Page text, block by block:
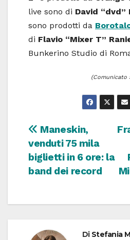
live sono di David
sono prodotti da
di Flavio “Mixer T”
Bunkerino Studio di
(Comunicato
Navigazione
articoli
Maneskin,
venduti 75 mila
biglietti in 6 ore: la
band dei record
Di Stefania